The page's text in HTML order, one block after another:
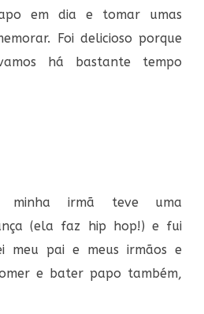
em dia e tomar umas
Foi delicioso porque
há bastante tempo
minha irmã teve uma
(ela faz hip hop!) e fui
meu pai e meus irmãos e
e bater papo também,